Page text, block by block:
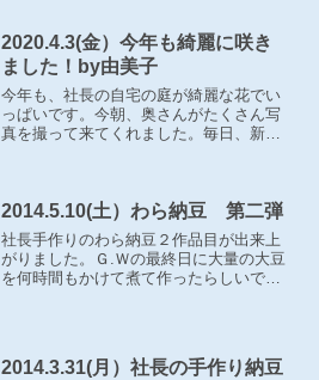
2020.4.3(金）今年も綺麗に咲き
ました！by由美子
今年も、社長の自宅の庭が綺麗な花でい
っぱいです。今朝、奥さんがたくさん写
真を撮って来てくれました。毎日、新型
2014.5.10(土）わら納豆 第二弾
社長手作りのわら納豆２作品目が出来上
がりました。Ｇ.Ｗの最終日に大量の大豆
を何時間もかけて煮て作ったらしいで
2014.3.31(月）社長の手作り納豆